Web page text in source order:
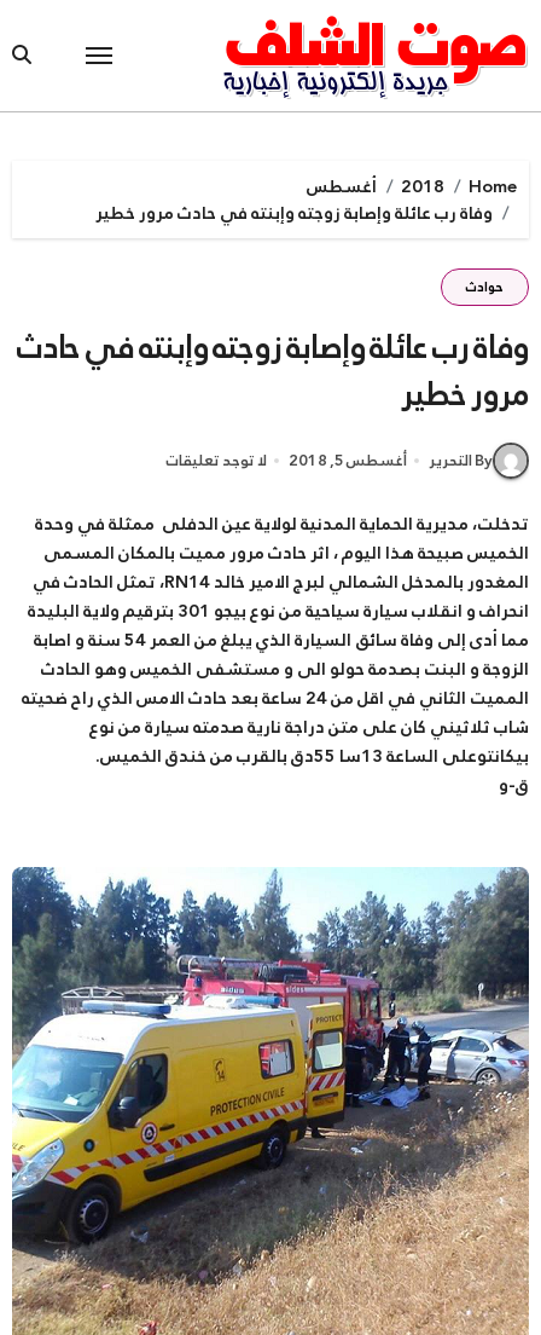
to
content
Home
2018
أغسطس
وفاة رب عائلة وإصابة زوجته وإبنته في حادث مرور خطير
حوادث
وفاة رب عائلة وإصابة زوجته وإبنته في حادث
مرور خطير
By التحرير أغسطس 5, 2018 لا توجد تعليقات
تدخلت، مديرية الحماية المدنية لولاية عين الدفلى ممثلة في وحدة
الخميس صبيحة هذا اليوم ، اثر حادث مرور مميت بالمكان المسمى
المغدور بالمدخل الشمالي لبرج الامير خالد RN14، تمثل الحادث في
انحراف و انقلاب سيارة سياحية من نوع بيجو 301 بترقيم ولاية البليدة
مما أدى إلى وفاة سائق السيارة الذي يبلغ من العمر 54 سنة و اصابة
الزوجة و البنت بصدمة حولو الى و مستشفى الخميس وهو الحادث
المميت الثاني في اقل من 24 ساعة بعد حادث الامس الذي راح ضحيته
شاب ثلاثيني كان على متن دراجة نارية صدمته سيارة من نوع
بيكانتوعلى الساعة 13سا 55دق بالقرب من خندق الخميس.
ق-و